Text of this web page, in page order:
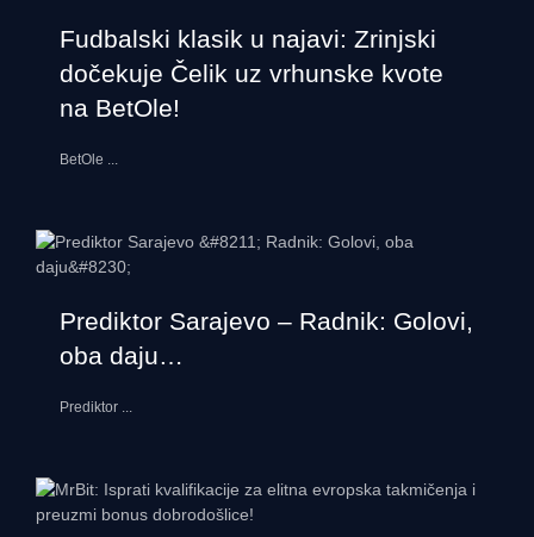
Fudbalski klasik u najavi: Zrinjski
dočekuje Čelik uz vrhunske kvote
na BetOle!
BetOle ...
Prediktor Sarajevo – Radnik: Golovi,
oba daju…
Prediktor ...